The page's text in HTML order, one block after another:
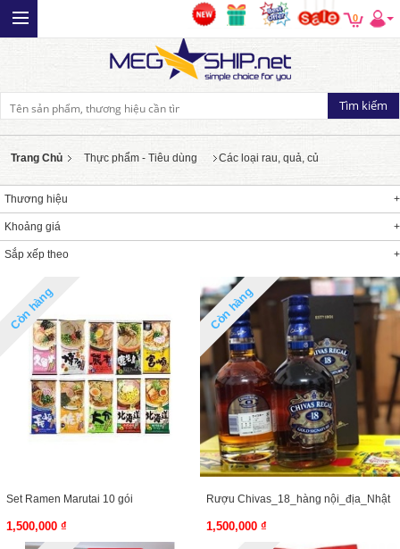
0
Trang Chủ Thực phẩm - Tiêu dùng Các loại rau, quả, củ
Thương hiệu
Khoảng giá
Sắp xếp theo
Còn hàng
Set Ramen Marutai 10 gói
1,500,000 ₫
Còn hàng
Rượu Chivas_18_hàng nội_địa_Nhật
1,500,000 ₫